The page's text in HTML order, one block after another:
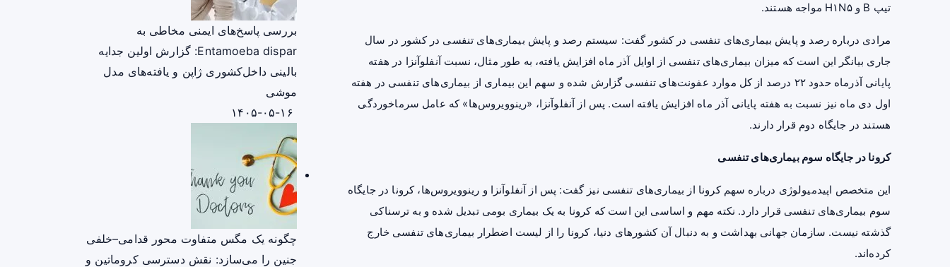
تیپ B و H۱N۵ مواجه هستند.
مرادی درباره رصد و پایش بیماری‌های تنفسی در کشور گفت: سیستم رصد و پایش بیماری‌های تنفسی در کشور در سال
جاری بیانگر این است که میزان بیماری‌های تنفسی از اوایل آذر ماه افزایش یافته، به طور مثال، نسبت آنفلوآنزا در هفته
پایانی آذرماه حدود ۲۲ درصد از کل موارد عفونت‌های تنفسی گزارش شده و سهم این بیماری از بیماری‌های تنفسی در هفته
اول دی ماه نیز نسبت به هفته پایانی آذر ماه افزایش یافته است. پس از آنفلوآنزا، «رینوویروس‌ها» که عامل سرماخوردگی
هستند در جایگاه دوم قرار دارند.
کرونا در جایگاه سوم بیماری‌های تنفسی
این متخصص اپیدمیولوژی درباره سهم کرونا از بیماری‌های تنفسی نیز گفت: پس از آنفلوآنزا و رینوویروس‌ها، کرونا در جایگاه
سوم بیماری‌های تنفسی قرار دارد. نکته مهم و اساسی این است که کرونا به یک بیماری بومی تبدیل شده و به ترسناکی
گذشته نیست. سازمان جهانی بهداشت و به دنبال آن کشورهای دنیا، کرونا را از لیست اضطرار بیماری‌های تنفسی خارج
کرده‌اند.
بررسی پاسخ‌های ایمنی مخاطی به
Entamoeba dispar: گزارش اولین جدایه
بالینی داخل‌کشوری ژاپن و یافته‌های مدل
موشی
چگونه یک مگس متفاوت محور قدامی–خلفی
جنین را می‌سازد: نقش دسترسی کروماتین و